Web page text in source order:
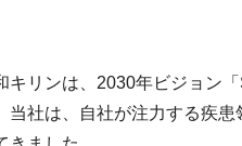
キリンは、2030年ビジョン
当社は、自社が注力する疾